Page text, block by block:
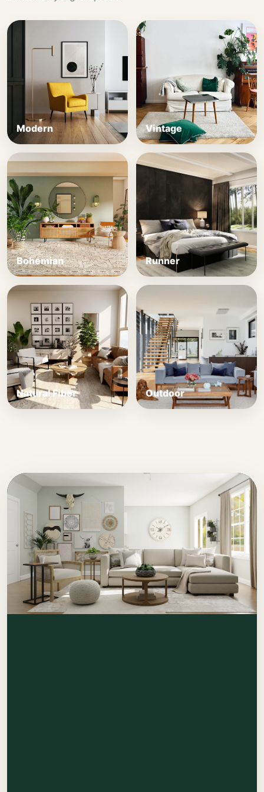
Modern Vintage
Bohemian Runner
Natural Fiber Outdoor